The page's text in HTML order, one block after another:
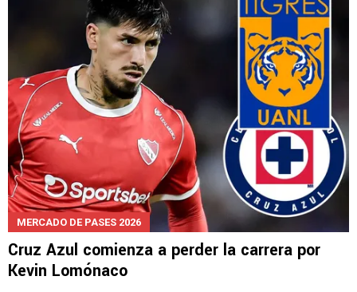
MERCADO DE PASES 2026
Cruz Azul comienza a perder la carrera por
Kevin Lomónaco